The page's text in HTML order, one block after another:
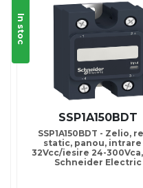
In stoc
SSP1A150BDT
SSP1A150BDT - Zelio,
static, panou, intrare
32Vcc/iesire 24-300Vca,
Schneider Electric